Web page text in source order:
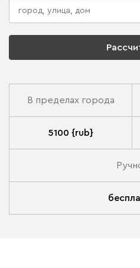
В пределах города
5100 {rub}